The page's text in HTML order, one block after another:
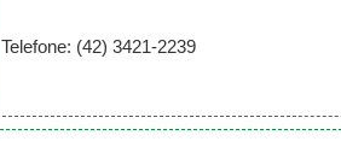
Telefone: (42) 3421-2239